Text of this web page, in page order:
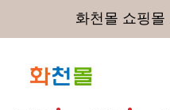
화천몰 쇼핑몰